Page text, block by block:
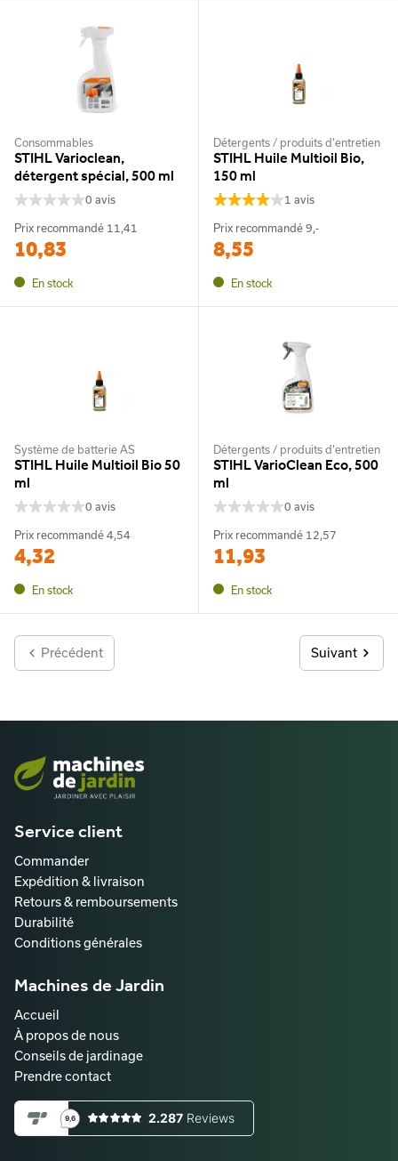
Consommables
STIHL Varioclean,
détergent spécial, 500 ml
0 avis
Prix recommandé 11,41
10,83
En stock
Détergents / produits d'entretien
STIHL Huile Multioil Bio,
150 ml
1 avis
Prix recommandé 9,-
8,55
En stock
Système de batterie AS
STIHL Huile Multioil Bio 50
ml
0 avis
Prix recommandé 4,54
4,32
En stock
Détergents / produits d'entretien
STIHL VarioClean Eco, 500
ml
0 avis
Prix recommandé 12,57
11,93
En stock
Précédent Suivant
Service client
Commander
Expédition & livraison
Retours & remboursements
Durabilité
Conditions générales
Machines de Jardin
Accueil
À propos de nous
Conseils de jardinage
Prendre contact